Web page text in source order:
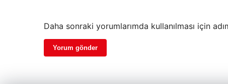
Daha sonraki yorumlarımda kullanılması için